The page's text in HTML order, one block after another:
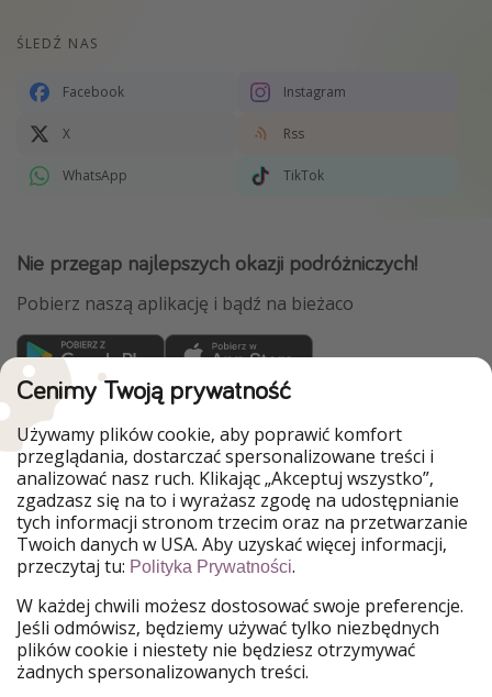
ŚLEDŹ NAS
Facebook Instagram
X Rss
WhatsApp TikTok
Nie przegap najlepszych okazji podróżniczych!
Pobierz naszą aplikację i bądź na bieżaco
WakacyjniPiraci są częścią Grupy HolidayPirates
Nasze rynki
PiratinViaggio
HolidayPirates
VakantiePiraten
VoyagesPirates
Ferienpiraten
Urlaubspiraten
Urlaubspiraten
ViajerosPiratas
TravelPirates
Nasza grupa
HolidayPirates Group
Poznaj nas! Informacje prawne
Cenimy Twoją prywatność
Używamy plików cookie, aby poprawić komfort
przeglądania, dostarczać spersonalizowane treści i
analizować nasz ruch. Klikając „Akceptuj wszystko”,
zgadzasz się na to i wyrażasz zgodę na udostępnianie
tych informacji stronom trzecim oraz na przetwarzanie
Twoich danych w USA. Aby uzyskać więcej informacji,
przeczytaj tu: Polityka Prywatności.
W każdej chwili możesz dostosować swoje preferencje.
Jeśli odmówisz, będziemy używać tylko niezbędnych
plików cookie i niestety nie będziesz otrzymywać
żadnych spersonalizowanych treści.